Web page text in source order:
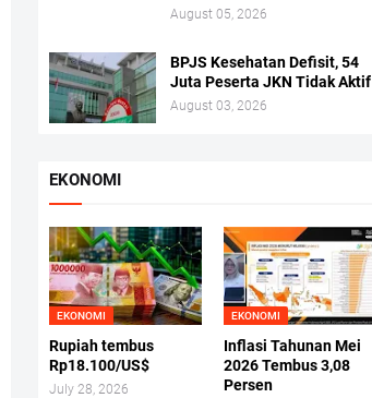
August 05, 2026
BPJS Kesehatan Defisit, 54
Juta Peserta JKN Tidak Aktif
August 03, 2026
EKONOMI
EKONOMI
Rupiah tembus
Rp18.100/US$
July 28, 2026
EKONOMI
Inflasi Tahunan Mei
2026 Tembus 3,08
Persen